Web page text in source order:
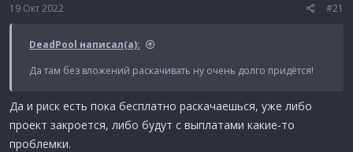
19 Окт 2022 #21
DeadPool написал(а):
Да там без вложений раскачивать ну очень долго придётся!
Да и риск есть пока бесплатно раскачаешься, уже либо
проект закроется, либо будут с выплатами какие-то
проблемки.